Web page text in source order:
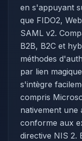
en s'appuyant
que FIDO2,
SAML v2.
B2B, B2C et
méthodes
par lien
s'intègre
compris
nativement
conforme aux
directive NIS 2.